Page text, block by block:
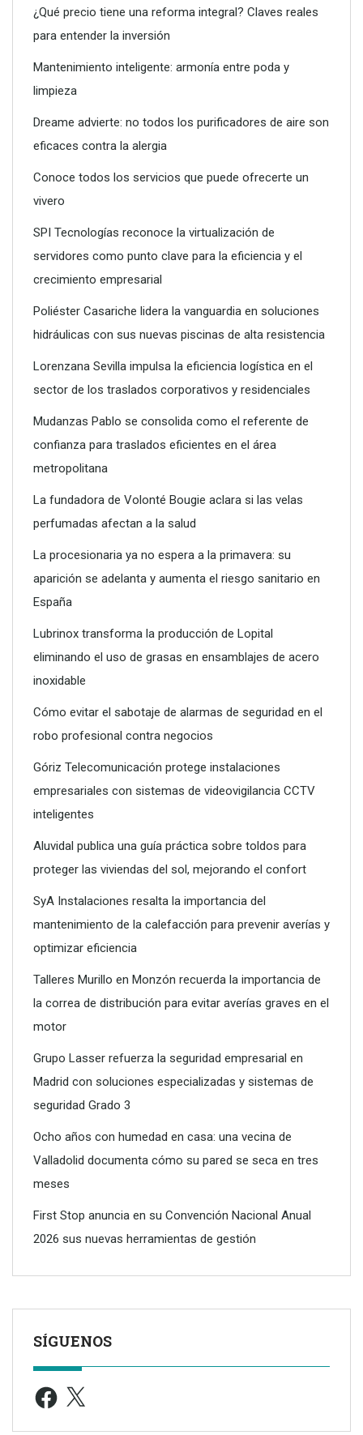
Conoce todos los servicios que puede ofrecerte un vivero
SPI Tecnologías reconoce la virtualización de servidores
como punto clave para la eficiencia y el crecimiento
empresarial
Poliéster Casariche lidera la vanguardia en soluciones
hidráulicas con sus nuevas piscinas de alta resistencia
¿Qué precio tiene una reforma integral? Claves reales
para entender la inversión
Mantenimiento inteligente: armonía entre poda y
limpieza
Dreame advierte: no todos los purificadores de aire son
eficaces contra la alergia
Conoce todos los servicios que puede ofrecerte un
vivero
SPI Tecnologías reconoce la virtualización de
servidores como punto clave para la eficiencia y el
crecimiento empresarial
Poliéster Casariche lidera la vanguardia en soluciones
hidráulicas con sus nuevas piscinas de alta resistencia
Lorenzana Sevilla impulsa la eficiencia logística en el
sector de los traslados corporativos y residenciales
Mudanzas Pablo se consolida como el referente de
confianza para traslados eficientes en el área
metropolitana
La fundadora de Volonté Bougie aclara si las velas
perfumadas afectan a la salud
La procesionaria ya no espera a la primavera: su
aparición se adelanta y aumenta el riesgo sanitario en
España
Lubrinox transforma la producción de Lopital
eliminando el uso de grasas en ensamblajes de acero
inoxidable
Cómo evitar el sabotaje de alarmas de seguridad en el
robo profesional contra negocios
Góriz Telecomunicación protege instalaciones
empresariales con sistemas de videovigilancia CCTV
inteligentes
Aluvidal publica una guía práctica sobre toldos para
proteger las viviendas del sol, mejorando el confort
SyA Instalaciones resalta la importancia del
mantenimiento de la calefacción para prevenir averías y
optimizar eficiencia
Talleres Murillo en Monzón recuerda la importancia de
la correa de distribución para evitar averías graves en el
motor
Grupo Lasser refuerza la seguridad empresarial en
Madrid con soluciones especializadas y sistemas de
seguridad Grado 3
Ocho años con humedad en casa: una vecina de
Valladolid documenta cómo su pared se seca en tres
meses
First Stop anuncia en su Convención Nacional Anual
2026 sus nuevas herramientas de gestión
SÍGUENOS
Facebook
X